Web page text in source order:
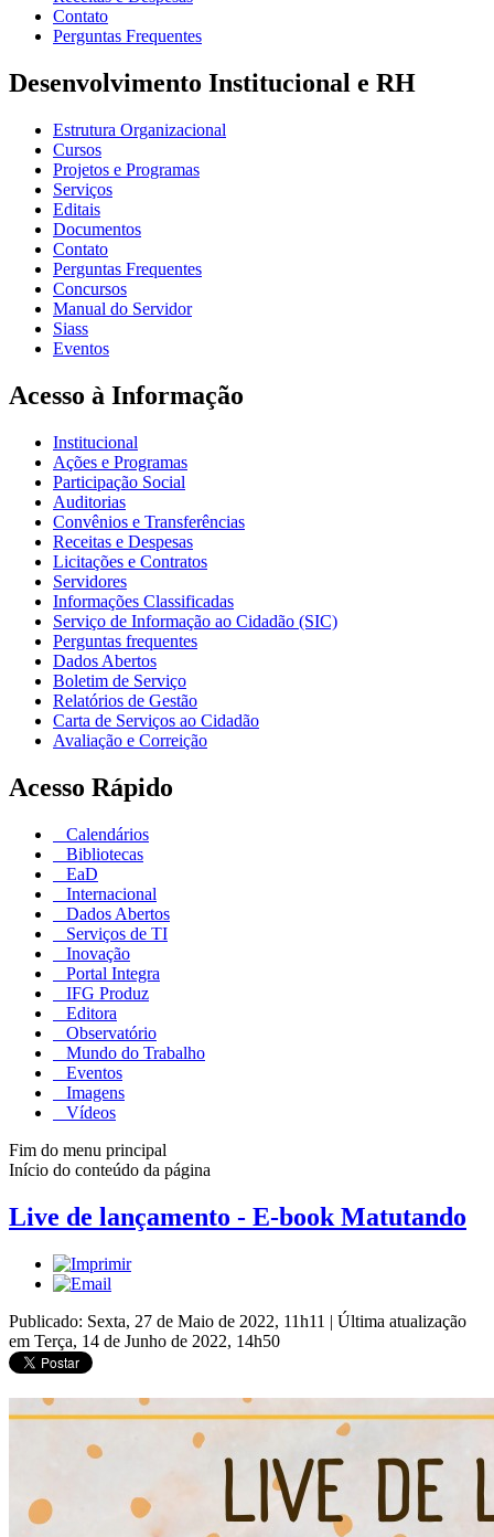
Contato
Perguntas Frequentes
Desenvolvimento Institucional e RH
Estrutura Organizacional
Cursos
Projetos e Programas
Serviços
Editais
Documentos
Contato
Perguntas Frequentes
Concursos
Manual do Servidor
Siass
Eventos
Acesso à Informação
Institucional
Ações e Programas
Participação Social
Auditorias
Convênios e Transferências
Receitas e Despesas
Licitações e Contratos
Servidores
Informações Classificadas
Serviço de Informação ao Cidadão (SIC)
Perguntas frequentes
Dados Abertos
Boletim de Serviço
Relatórios de Gestão
Carta de Serviços ao Cidadão
Avaliação e Correição
Acesso Rápido
Calendários
Bibliotecas
EaD
Internacional
Dados Abertos
Serviços de TI
Inovação
Portal Integra
IFG Produz
Editora
Observatório
Mundo do Trabalho
Eventos
Imagens
Vídeos
Fim do menu principal
Início do conteúdo da página
Live de lançamento - E-book Matutando
Publicado: Sexta, 27 de Maio de 2022, 11h11 | Última atualização
em Terça, 14 de Junho de 2022, 14h50